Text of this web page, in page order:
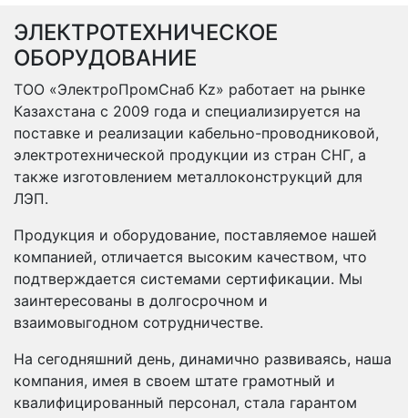
ЭЛЕКТРОТЕХНИЧЕСКОЕ
ОБОРУДОВАНИЕ
ТОО «ЭлектроПромСнаб Kz» работает на рынке
Казахстана с 2009 года и специализируется на
поставке и реализации кабельно-проводниковой,
электротехнической продукции из стран СНГ, а
также изготовлением металлоконструкций для
ЛЭП.
Продукция и оборудование, поставляемое нашей
компанией, отличается высоким качеством, что
подтверждается системами сертификации. Мы
заинтересованы в долгосрочном и
взаимовыгодном сотрудничестве.
На сегодняшний день, динамично развиваясь, наша
компания, имея в своем штате грамотный и
квалифицированный персонал, стала гарантом